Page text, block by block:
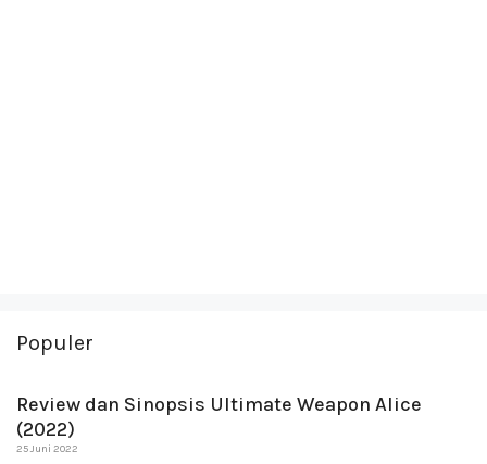
Populer
Review dan Sinopsis Ultimate Weapon Alice
(2022)
25 Juni 2022